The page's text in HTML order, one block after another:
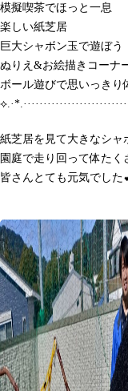
模擬喫茶でほっと一息
楽しい紙芝居
巨大シャボン玉で遊ぼう
ぬりえ&お絵描きコーナ
ボール遊びで思いっき
紙芝居を見て大きなシャ
園庭で走り回って体たく
皆さんとても元気でした